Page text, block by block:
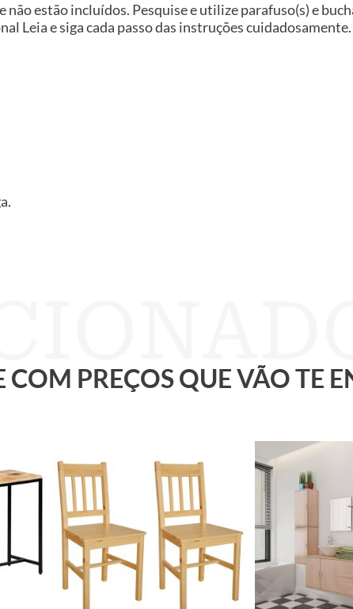
estão incluídos. Pesquise e utilize parafuso(s) e
Leia e siga cada passo das instruções cuidadosamente.
PREÇOS QUE VÃO TE